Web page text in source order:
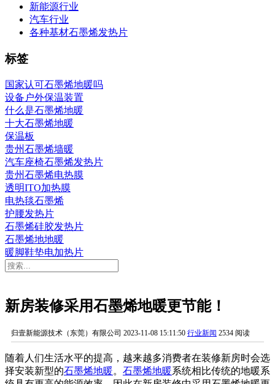
新能源行业
汽车行业
各种基材石墨烯发热片
标签
国家认可石墨烯地暖吗
设备户外保温装置
什么是石墨烯地暖
十大石墨烯地暖
保温板
贵州石墨烯墙暖
汽车座椅石墨烯发热片
贵州石墨烯电热膜
透明ITO加热膜
电热毯石墨烯
护腰发热片
石墨烯硅胶发热片
石墨烯地地暖
暖脚鞋垫电加热片
新房装修采用石墨烯地暖更节能！
归壹新能源技术（东莞）有限公司 2023-11-08 15:11:50 行业新闻 2534 阅读
随着人们生活水平的提高，越来越多消费者在装修新房时会选
择安装新型的石墨烯地暖。 石墨烯地暖系统相比传统的地暖系